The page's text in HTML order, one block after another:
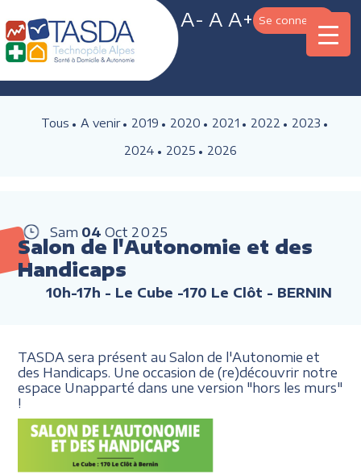
A- A A+ Se connecter
Tous A venir 2019 2020 2021 2022
2023
2024
2025 2026
Sam 04 Oct 2025
Salon de l'Autonomie et des
Handicaps
10h-17h - Le Cube -170 Le Clôt - BERNIN
TASDA sera présent au Salon de l'Autonomie et
des Handicaps. Une occasion de (re)découvrir notre
espace Unapparté dans une version "hors les murs"
!